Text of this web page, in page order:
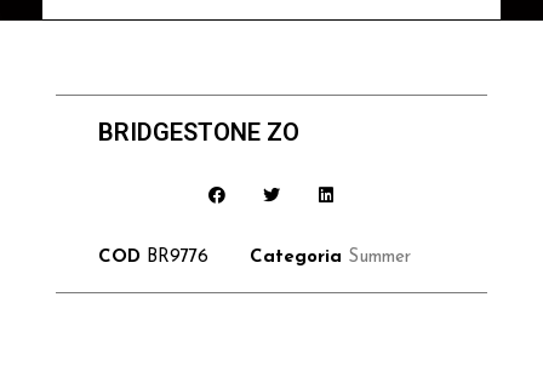
BRIDGESTONE ZO
COD BR9776 Categoria Summer